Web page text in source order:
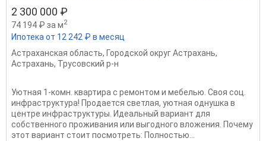
2 300 000 ₽
74 194 ₽ за м2
Ипотека от 12 242 ₽ в месяц
Астраханская область, Городской округ Астрахань,
Астрахань, Трусовский р-н
Уютная 1-комн. квартира с ремонтом и мебелью. Своя соц.
инфраструктура! Продается светлая, уютная однушка в
центре инфраструктуры. Идеальный вариант для
собственного проживания или выгодного вложения. Почему
этот вариант стоит посмотреть: Полностью...